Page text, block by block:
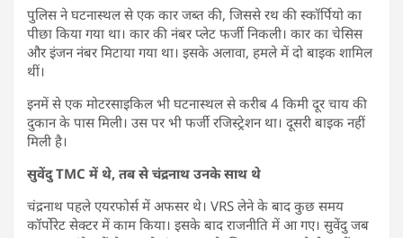
पुलिस ने घटनास्थल से एक कार जब्त की, जिससे रथ की स्कॉर्पियो का
पीछा किया गया था। कार की नंबर प्लेट फर्जी निकली। कार का चेसिस
और इंजन नंबर मिटाया गया था। इसके अलावा, हमले में दो बाइक शामिल
थीं।
इनमें से एक मोटरसाइकिल भी घटनास्थल से करीब 4 किमी दूर चाय की
दुकान के पास मिली। उस पर भी फर्जी रजिस्ट्रेशन था। दूसरी बाइक नहीं
मिली है।
सुवेंदु TMC में थे, तब से चंद्रनाथ उनके साथ थे
चंद्रनाथ पहले एयरफोर्स में अफसर थे। VRS लेने के बाद कुछ समय
कॉर्पोरेट सेक्टर में काम किया। इसके बाद राजनीति में आ गए। सुवेंदु जब